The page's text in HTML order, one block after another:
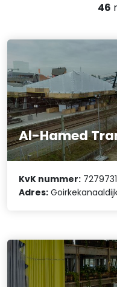
46
Al-Hamed
KvK nummer:
Adres: Goirkekanaaldijk